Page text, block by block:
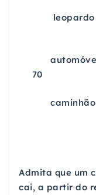
70
Admita que um
cai, a partir do